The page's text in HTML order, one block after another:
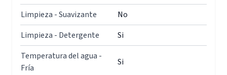
Limpieza - Suavizante
No
Limpieza - Detergente
Si
Temperatura del agua -
Fría
Si